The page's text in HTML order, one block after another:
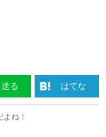
送る はてな
ね！